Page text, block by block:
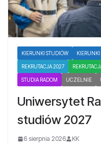
KIERUNKI STUDIÓW KIERUNKI
REKRUTACJA 2027
STUDIA RADOM UCZELNIE
Uniwersytet
studiów 2027
6 sierpnia 2026 KK